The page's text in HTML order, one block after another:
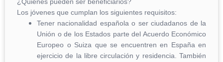
Los jóvenes que cumplan los siguientes requisitos:
Tener nacionalidad española o ser ciudadanos de la
Unión o de los Estados parte del Acuerdo Económico
Europeo o Suiza que se encuentren en España en
ejercicio de la libre circulación y residencia. También